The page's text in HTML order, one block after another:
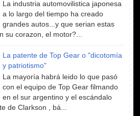
La industria automovilistica japonesa
a lo largo del tiempo ha creado
grandes autos...y que serian estas
su corazon, el motor?...
La patente de Top Gear o "dicotomía
y patriotismo"
La mayoría habrá leido lo que pasó
con el equipo de Top Gear filmando
en el sur argentino y el escándalo
de Clarkson , bá...